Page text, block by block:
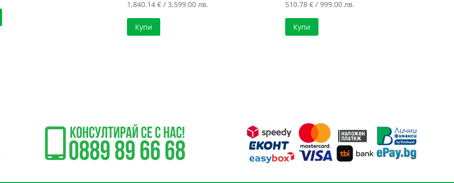
1,840.14 €/ 3,599.00 лв.
Купи
510.78 €/ 999.00 лв.
Купи